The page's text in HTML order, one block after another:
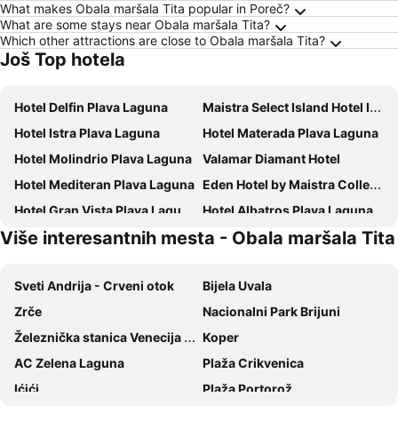
What makes Obala maršala Tita popular in Poreč?
What are some stays near Obala maršala Tita?
Which other attractions are close to Obala maršala Tita?
Još Top hotela
Hotel Delfin Plava Laguna
Maistra Select Island Hotel Istra
Hotel Istra Plava Laguna
Hotel Materada Plava Laguna
Hotel Molindrio Plava Laguna
Valamar Diamant Hotel
Hotel Mediteran Plava Laguna Eden Hotel by Maistra Collection
Hotel Gran Vista Plava Laguna
Hotel Albatros Plava Laguna
Lone Hotel by Maistra Collection
Hotel Plavi Plava Laguna
Camping Park Umag
Maistra Select Family Hotel Amarin
Valamar Tamaris Resort
Blu Mare Hotel
Rubin Sunny Hotel
Hotel Park Plava Laguna
Grand Park Hotel Rovinj by Maistra Collection
Maistra Select Island Hotel Katarina
Maistra Select Pineta Hotel
Hotel Parentium Plava Laguna
Više interesantnih mesta - Obala maršala Tita
Sveti Andrija - Crveni otok
Bijela Uvala
Zrče
Nacionalni Park Brijuni
Železnička stanica Venecija - Mestre
Koper
AC Zelena Laguna
Plaža Crikvenica
Ićići
Plaža Portorož